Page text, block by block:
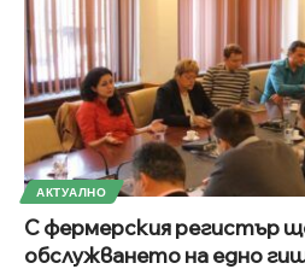
АКТУАЛНО
С фермерския регистър
обслужването на едно